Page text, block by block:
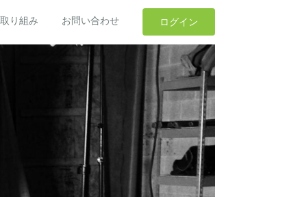
り組み お問い合わせ ログイン